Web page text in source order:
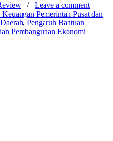
/ Leave a comment
Pemerintah Pusat dan
, Pengaruh Bantuan
Pembangunan Ekonomi